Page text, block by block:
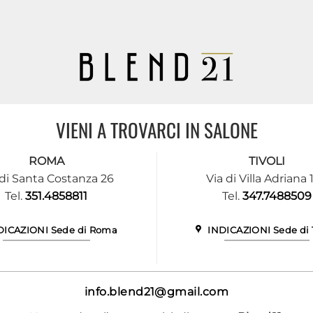
VIENI A TROVARCI IN SALONE
ROMA
Santa Costanza 26
Tel.351.4858811
Sede di Roma
TIVOLI
Via di Villa Adriana
Tel.347.7488509
INDICAZIONI Sede di
info.blend21@gmail.com